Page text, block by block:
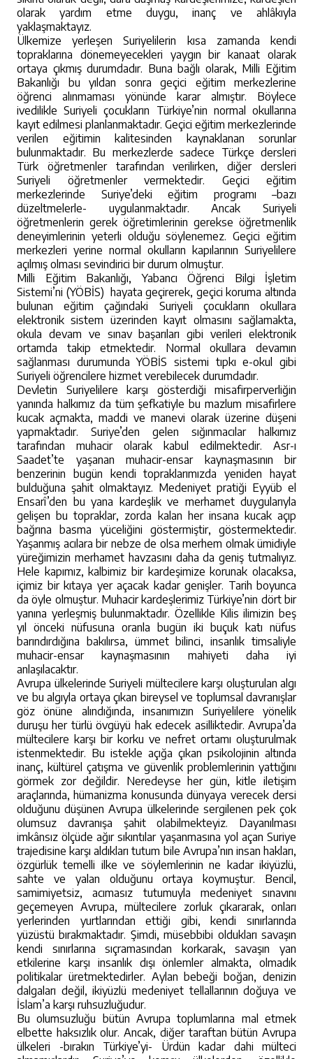
olarak yardım etme duygu, inanç ve ahlâkıyla
yaklaşmaktayız.
Ülkemize yerleşen Suriyelilerin kısa zamanda kendi
topraklarına dönemeyecekleri yaygın bir kanaat olarak
ortaya çıkmış durumdadır. Buna bağlı olarak, Milli Eğitim
Bakanlığı bu yıldan sonra geçici eğitim merkezlerine
öğrenci alınmaması yönünde karar almıştır. Böylece
ivedilikle Suriyeli çocukların Türkiye’nin normal okullarına
kayıt edilmesi planlanmaktadır. Geçici eğitim merkezlerinde
verilen eğitimin kalitesinden kaynaklanan sorunlar
bulunmaktadır. Bu merkezlerde sadece Türkçe dersleri
Türk öğretmenler tarafından verilirken, diğer dersleri
Suriyeli öğretmenler vermektedir. Geçici eğitim
merkezlerinde Suriye’deki eğitim programı –bazı
düzeltmelerle- uygulanmaktadır. Ancak Suriyeli
öğretmenlerin gerek öğretimlerinin gerekse öğretmenlik
deneyimlerinin yeterli olduğu söylenemez. Geçici eğitim
merkezleri yerine normal okulların kapılarının Suriyelilere
açılmış olması sevindirici bir durum olmuştur.
Milli Eğitim Bakanlığı, Yabancı Öğrenci Bilgi İşletim
Sistemi’ni (YÖBİS) hayata geçirerek, geçici koruma altında
bulunan eğitim çağındaki Suriyeli çocukların okullara
elektronik sistem üzerinden kayıt olmasını sağlamakta,
okula devam ve sınav başarıları gibi verileri elektronik
ortamda takip etmektedir. Normal okullara devamın
sağlanması durumunda YÖBİS sistemi tıpkı e-okul gibi
Suriyeli öğrencilere hizmet verebilecek durumdadır.
Devletin Suriyelilere karşı gösterdiği misafirperverliğin
yanında halkımız da tüm şefkatiyle bu mazlum misafirlere
kucak açmakta, maddi ve manevi olarak üzerine düşeni
yapmaktadır. Suriye’den gelen sığınmacılar halkımız
tarafından muhacir olarak kabul edilmektedir. Asr-ı
Saadet’te yaşanan muhacir-ensar kaynaşmasının bir
benzerinin bugün kendi topraklarımızda yeniden hayat
bulduğuna şahit olmaktayız. Medeniyet pratiği Eyyüb el
Ensarî’den bu yana kardeşlik ve merhamet duygularıyla
gelişen bu topraklar, zorda kalan her insana kucak açıp
bağrına basma yüceliğini göstermiştir, göstermektedir.
Yaşanmış acılara bir nebze de olsa merhem olmak ümidiyle
yüreğimizin merhamet havzasını daha da geniş tutmalıyız.
Hele kapımız, kalbimiz bir kardeşimize korunak olacaksa,
içimiz bir kıtaya yer açacak kadar genişler. Tarih boyunca
da öyle olmuştur. Muhacir kardeşlerimiz Türkiye’nin dört bir
yanına yerleşmiş bulunmaktadır. Özellikle Kilis ilimizin beş
yıl önceki nüfusuna oranla bugün iki buçuk katı nüfus
barındırdığına bakılırsa, ümmet bilinci, insanlık timsaliyle
muhacir-ensar kaynaşmasının mahiyeti daha iyi
anlaşılacaktır.
Avrupa ülkelerinde Suriyeli mültecilere karşı oluşturulan algı
ve bu algıyla ortaya çıkan bireysel ve toplumsal davranışlar
göz önüne alındığında, insanımızın Suriyelilere yönelik
duruşu her türlü övgüyü hak edecek asilliktedir. Avrupa’da
mültecilere karşı bir korku ve nefret ortamı oluşturulmak
istenmektedir. Bu istekle açığa çıkan psikolojinin altında
inanç, kültürel çatışma ve güvenlik problemlerinin yattığını
görmek zor değildir. Neredeyse her gün, kitle iletişim
araçlarında, hümanizma konusunda dünyaya verecek dersi
olduğunu düşünen Avrupa ülkelerinde sergilenen pek çok
olumsuz davranışa şahit olabilmekteyiz. Dayanılması
imkânsız ölçüde ağır sıkıntılar yaşanmasına yol açan Suriye
trajedisine karşı aldıkları tutum bile Avrupa’nın insan hakları,
özgürlük temelli ilke ve söylemlerinin ne kadar ikiyüzlü,
sahte ve yalan olduğunu ortaya koymuştur. Bencil,
samimiyetsiz, acımasız tutumuyla medeniyet sınavını
geçemeyen Avrupa, mültecilere zorluk çıkararak, onları
yerlerinden yurtlarından ettiği gibi, kendi sınırlarında
yüzüstü bırakmaktadır. Şimdi, müsebbibi oldukları savaşın
kendi sınırlarına sıçramasından korkarak, savaşın yan
etkilerine karşı insanlık dışı önlemler almakta, olmadık
politikalar üretmektedirler. Aylan bebeği boğan, denizin
dalgaları değil, ikiyüzlü medeniyet tellallarının doğuya ve
İslam’a karşı ruhsuzluğudur.
Bu olumsuzluğu bütün Avrupa toplumlarına mal etmek
elbette haksızlık olur. Ancak, diğer taraftan bütün Avrupa
ülkeleri -bırakın Türkiye’yi- Ürdün kadar dahi mülteci